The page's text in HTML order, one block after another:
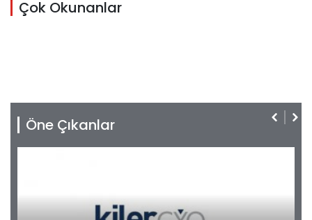
Çok Okunanlar
Öne Çıkanlar